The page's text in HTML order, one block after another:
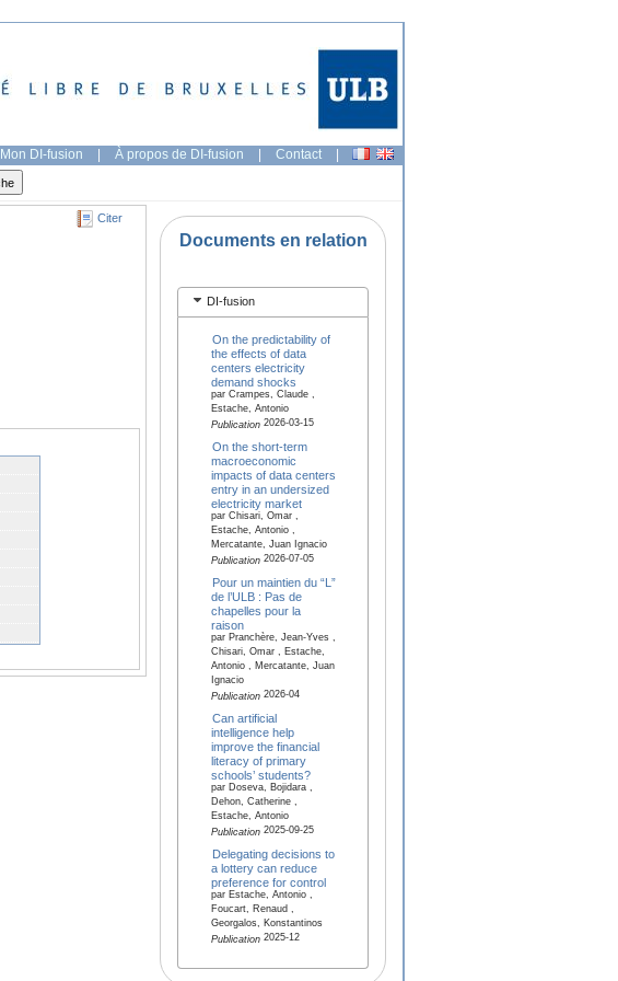
Mon DI-fusion | À propos de DI-fusion | Contact |
Citer
Documents en relation
DI-fusion
On the predictability of
the effects of data
centers electricity
demand shocks
par Crampes, Claude ,
Estache, Antonio
Publication2026-03-15
On the short-term
macroeconomic
impacts of data centers
entry in an undersized
electricity market
par Chisari, Omar ,
Estache, Antonio ,
Mercatante, Juan Ignacio
Publication2026-07-05
Pour un maintien du “L”
de l’ULB : Pas de
chapelles pour la
raison
par Pranchère, Jean-Yves ,
Chisari, Omar , Estache,
Antonio , Mercatante, Juan
Ignacio
Publication2026-04
Can artificial
intelligence help
improve the financial
literacy of primary
schools’ students?
par Doseva, Bojidara ,
Dehon, Catherine ,
Estache, Antonio
Publication2025-09-25
Delegating decisions to
a lottery can reduce
preference for control
par Estache, Antonio ,
Foucart, Renaud ,
Georgalos, Konstantinos
Publication2025-12